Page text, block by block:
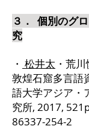
３． 個別のグ
究
・ 松井太 ・荒
敦煌石窟多言語
語大学アジア・
究所, 2017,
86337-254-2